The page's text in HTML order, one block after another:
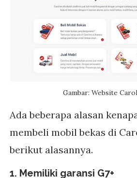
Gambar: Website
Ada beberapa alasan
membeli mobil bekas di
berikut alasannya.
1. Memiliki garansi G7+